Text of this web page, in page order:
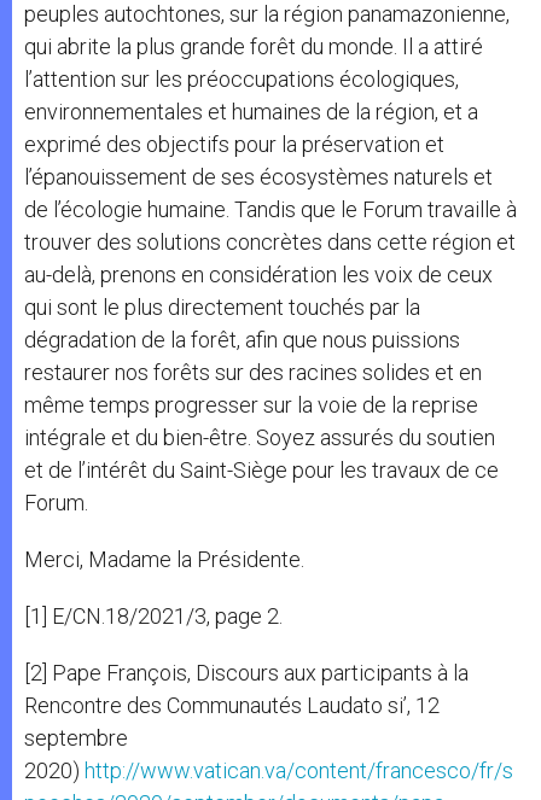
peuples autochtones, sur la région panamazonienne,
qui abrite la plus grande forêt du monde. Il a attiré
l’attention sur les préoccupations écologiques,
environnementales et humaines de la région, et a
exprimé des objectifs pour la préservation et
l’épanouissement de ses écosystèmes naturels et
de l’écologie humaine. Tandis que le Forum travaille à
trouver des solutions concrètes dans cette région et
au-delà, prenons en considération les voix de ceux
qui sont le plus directement touchés par la
dégradation de la forêt, afin que nous puissions
restaurer nos forêts sur des racines solides et en
même temps progresser sur la voie de la reprise
intégrale et du bien-être. Soyez assurés du soutien
et de l’intérêt du Saint-Siège pour les travaux de ce
Forum.
Merci, Madame la Présidente.
[1] E/CN.18/2021/3, page 2.
[2] Pape François, Discours aux participants à la
Rencontre des Communautés Laudato si’, 12
septembre
2020) http://www.vatican.va/content/francesco/fr/s